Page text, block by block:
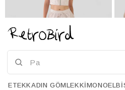
ETEKKADIN GÖMLEKKIMONO